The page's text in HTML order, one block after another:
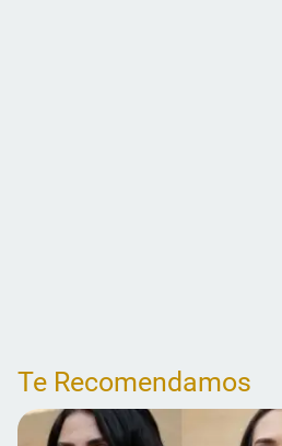
Te Recomendamos